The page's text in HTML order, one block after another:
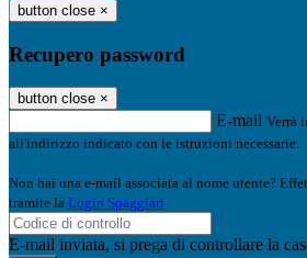
button close ×
Recupero password
button close ×
E-mail Verrà
all'indirizzo indicato con le istruzioni necessarie.
Non hai una e-mail associata al nome utente?
tramite la Login Spaggiari
E-mail inviata, si prega di controllare la